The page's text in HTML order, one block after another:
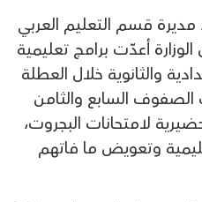
قسم التعليم العربي
الوزارة أعدّت برامج تعليمية
والثانوية خلال العطلة
السابع والثامن
لامتحانات البجروت،
وتعويض ما فاتهم